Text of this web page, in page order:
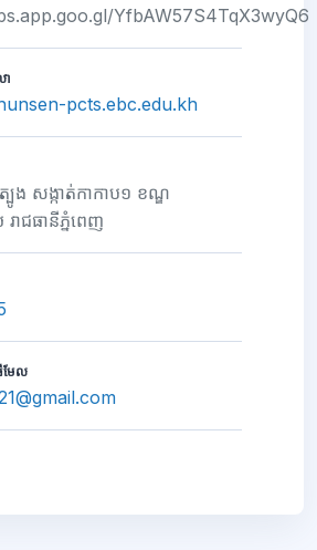
YfbAW57S4TqX3wyQ6
pcts.ebc.edu.kh
បូង សង្កាត់កាកាប១ ខណ្ឌ
ជធានីភ្នំពេញ
មែល